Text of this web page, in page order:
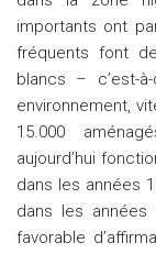
importants ont
fréquents font
blancs – c’est-
environnement,
15.000
aujourd’hui
dans les années
dans les années
favorable